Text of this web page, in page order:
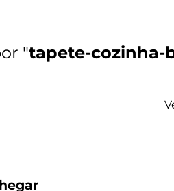
tapete-cozinha-